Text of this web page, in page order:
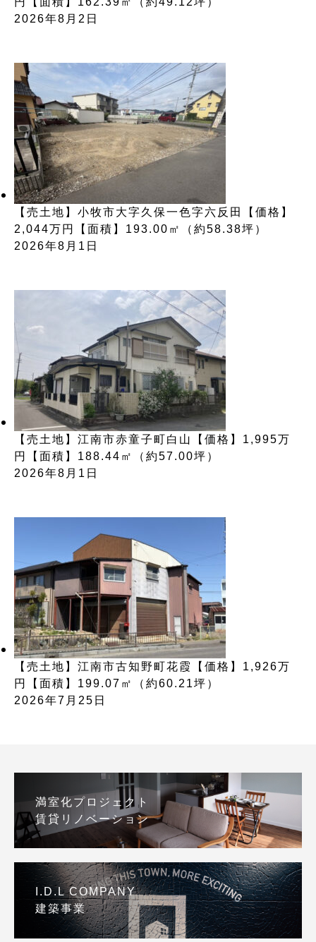
2026年8月2日
【売土地】小牧市大字久保一色字六反田【価格】
2,044万円【面積】193.00㎡（約58.38坪）
2026年8月1日
【売土地】江南市赤童子町白山【価格】1,995万
円【面積】188.44㎡（約57.00坪）
2026年8月1日
【売土地】江南市古知野町花霞【価格】1,926万
円【面積】199.07㎡（約60.21坪）
2026年7月25日
満室化プロジェクト
賃貸リノベーション
I.D.L COMPANY
建築事業